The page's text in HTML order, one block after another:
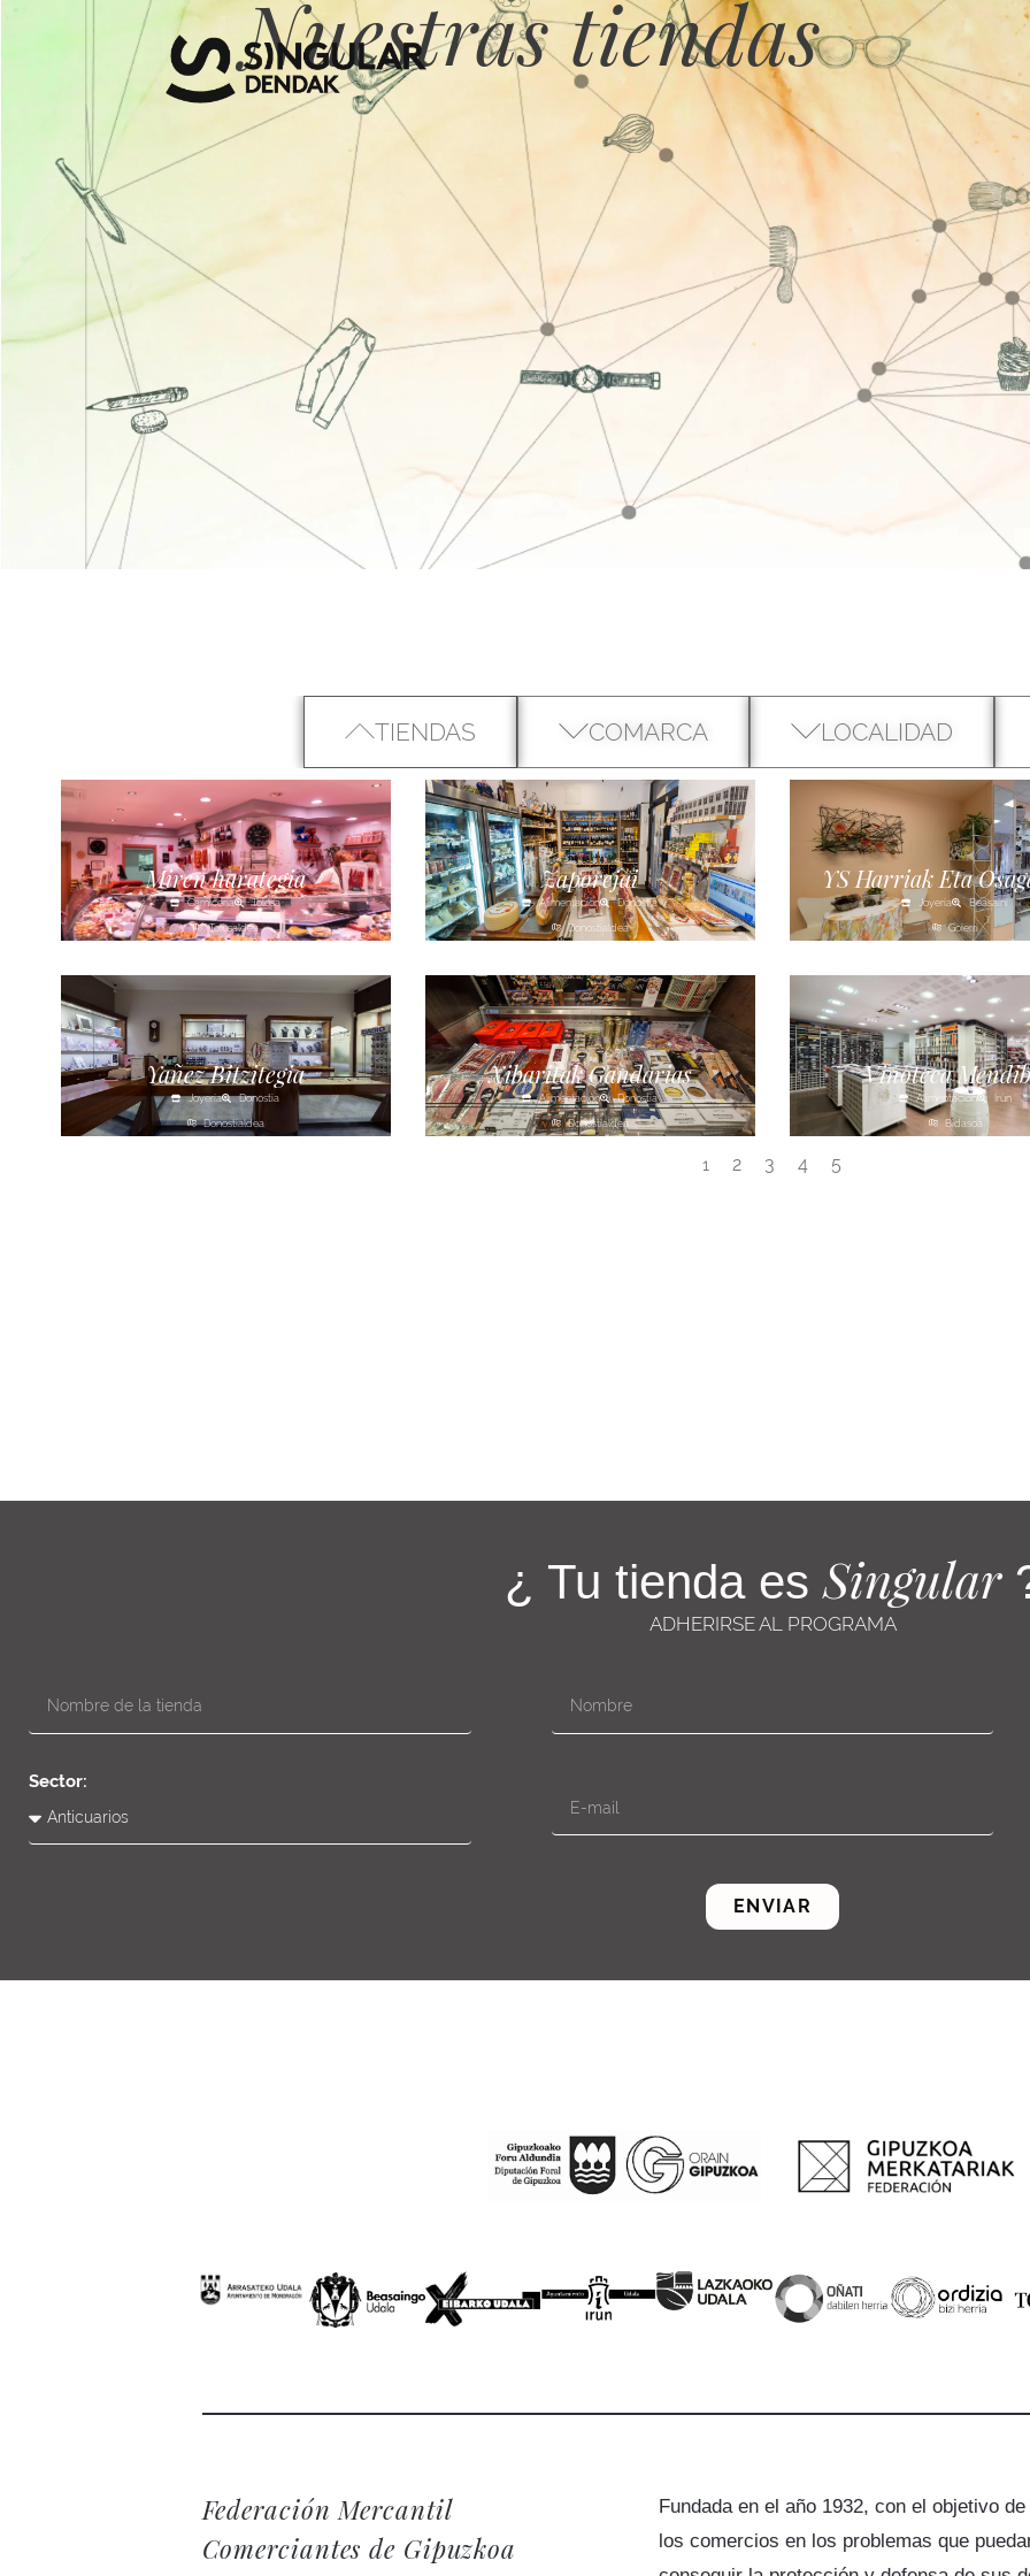
Nuestras tiendas
TIENDAS COMARCA LOCALIDAD
Miren harategia
Carnicería Tolosa
Tolosaldea
Zaporejai
Alimentación Donostia
Donostialdea
YS Harriak Eta
Joyería Beasaini
Goierri
Yañez Bitzitegia
Joyería Donostia
Donostialdea
Xibaritak Gandarias
Alimentación Donostia
Donostialdea
Vinoteca
Alimentación Irún
Bidasoa
1 2 3 4 5
¿ Tu tienda esSingular
ADHERIRSE AL PROGRAMA
Sector:
ENVIAR
Federación Mercantil
Comerciantes de Gipuzkoa
Fundada en el año 1932, con el objetivo
los comercios en los problemas que